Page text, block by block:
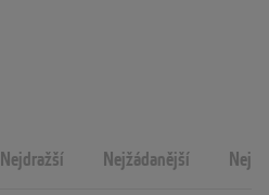
Nejdražší Nejžádanější